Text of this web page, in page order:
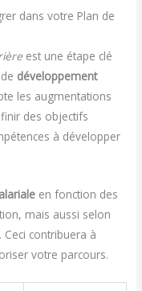
dans votre Plan de
est une étape clé
développement
les augmentations
des objectifs
à développer
en fonction des
mais aussi selon
Ceci contribuera à
votre parcours.